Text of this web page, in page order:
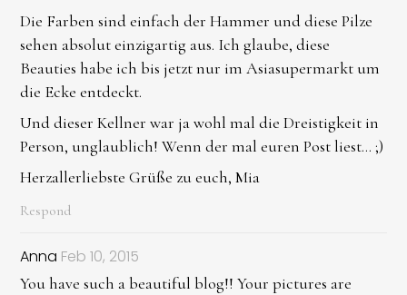
Die Farben sind einfach der Hammer und diese Pilze
sehen absolut einzigartig aus. Ich glaube, diese
Beauties habe ich bis jetzt nur im Asiasupermarkt um
die Ecke entdeckt.
Und dieser Kellner war ja wohl mal die Dreistigkeit in
Person, unglaublich! Wenn der mal euren Post liest... ;)
Herzallerliebste Grüße zu euch, Mia
Respond
Anna Feb 10, 2015
You have such a beautiful blog!! Your pictures are